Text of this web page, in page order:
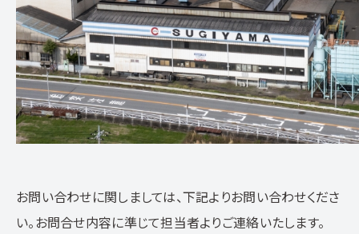
お問い合わせに関しましては、下記よりお問い合わせくださ
い。お問合せ内容に準じて担当者よりご連絡いたします。